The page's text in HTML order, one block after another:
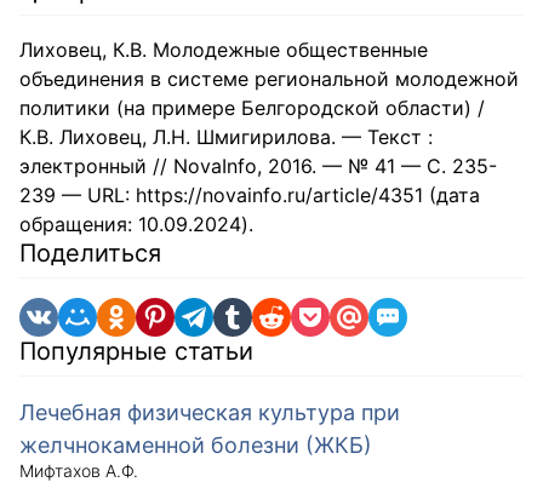
Лиховец, К.В. Молодежные общественные
объединения в системе региональной молодежной
политики (на примере Белгородской области) /
К.В. Лиховец, Л.Н. Шмигирилова. — Текст :
электронный // NovaInfo, 2016. — № 41 — С. 235-
239 — URL: https://novainfo.ru/article/4351 (дата
обращения: 10.09.2024).
Поделиться
Популярные статьи
Лечебная физическая культура при
желчнокаменной болезни (ЖКБ)
Мифтахов А.Ф.